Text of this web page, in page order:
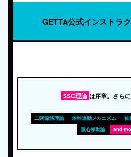
GETTA公式インストラ
SSC理論 は序章。さら
二関節筋理論 体幹連動メカニズム 抜
重心移動論
and